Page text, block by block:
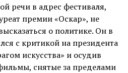
речи в адрес фестиваля,
премии «Оскар», не
о политике. Он в
с критикой на президента
искусства» и осудив
снятые за пределами